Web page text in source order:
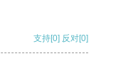
支持[0] 反对[0]